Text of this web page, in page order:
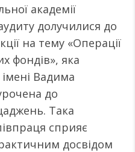
академії
долучилися до
на тему «Операції
фондів», яка
імені Вадима
до
Така
сприяє
досвідом